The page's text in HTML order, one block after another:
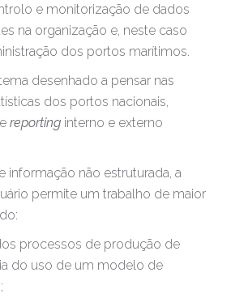
e monitorização de dados
na organização e, neste caso
dos portos marítimos.
desenhado a pensar nas
dos portos nacionais,
reporting interno e externo
informação não estruturada, a
permite um trabalho de maior
processos de produção de
do uso de um modelo de
;